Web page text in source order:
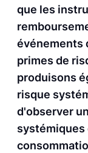
que les
événements
primes de
produisons
risque
d'observer
systémiques